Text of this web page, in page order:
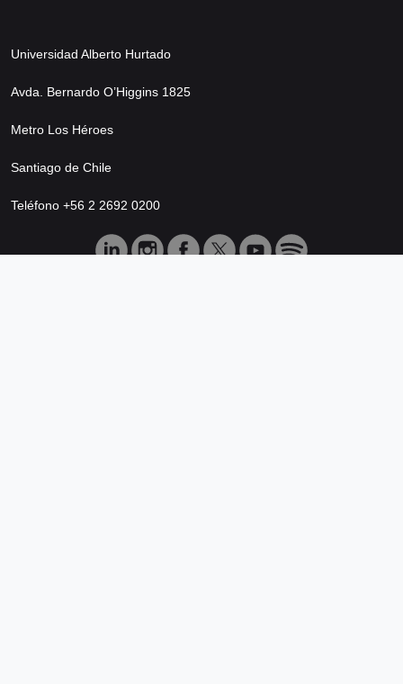
Universidad Alberto Hurtado
Avda. Bernardo O’Higgins 1825
Metro Los Héroes
Santiago de Chile
Teléfono +56 2 2692 0200